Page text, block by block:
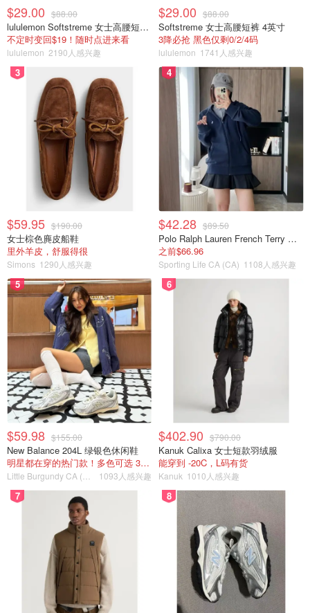
$29.00 $88.00
lululemon Softstreme 女士高腰短裤 10cm
不定时变回$19！随时点进来看
lululemon 2190人感兴趣
$29.00 $88.00
Softstreme 女士高腰短裤 4英寸
3降必抢 黑色仅剩0/2/4码
lululemon 1741人感兴趣
3
$59.95 $190.00
女士棕色麂皮船鞋
里外羊皮，舒服得很
Simons 1290人感兴趣
4
$42.28 $89.50
Polo Ralph Lauren French Terry 女童连帽卫衣 7-16码
之前$66.96
Sporting Life CA (CA) 1108人感兴趣
5
$59.98 $155.00
New Balance 204L 绿银色休闲鞋
明星都在穿的热门款！多色可选 3.8折
1093人感兴趣
6
$402.90 $790.00
Kanuk Calixa 女士短款羽绒服
能穿到 -20C，L码有货
Kanuk 1010人感兴趣
7 8